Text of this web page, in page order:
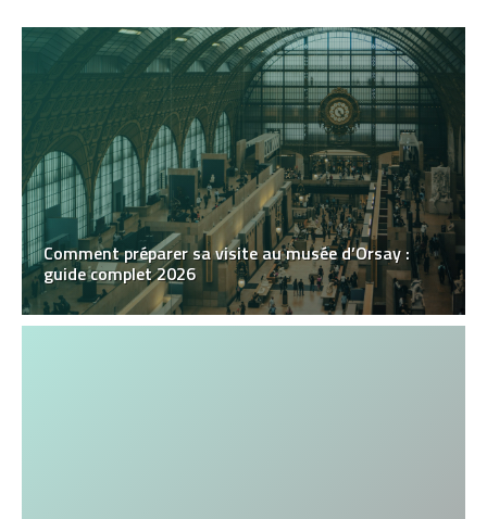
Comment préparer sa visite au musée d’Orsay :
guide complet 2026